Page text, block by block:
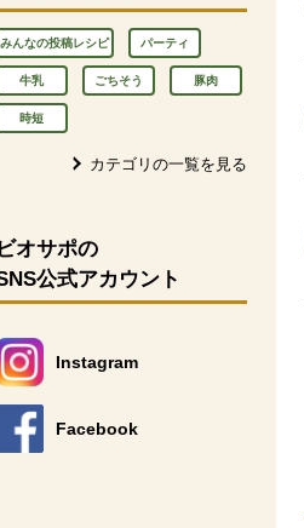
みんなの投稿レシピ パーティ
牛乳 ごちそう 豚肉
時短
カテゴリの一覧を見る
ビオサポの
公式アカウント
Instagram
別のウィンドウで開きます。
Facebook
別のウィンドウで開きます。